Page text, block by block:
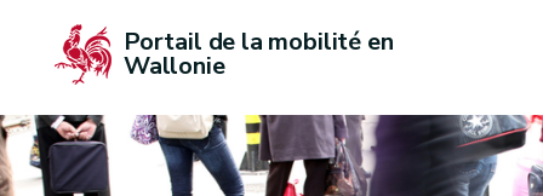
Portail de la mobilité en
Wallonie